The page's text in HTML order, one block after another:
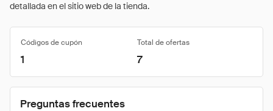
detallada en el sitio web de la tienda.
Códigos de cupón Total de ofertas
1 7
Preguntas frecuentes